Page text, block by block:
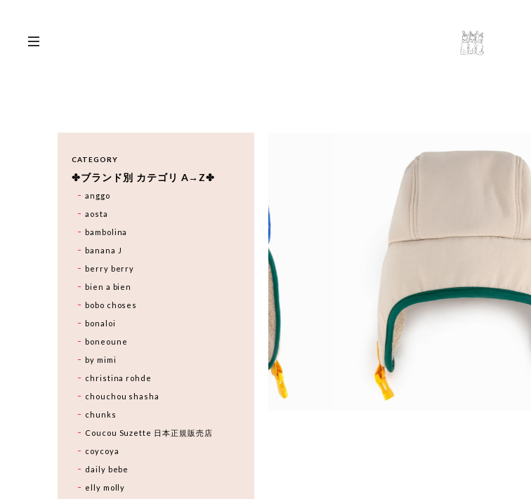
CATEGORY
✤ブランド別 カテゴリ A→Z✤
anggo
aosta
bambolina
banana J
berry berry
bien a bien
bobo choses
bonaloi
boneoune
by mimi
christina rohde
chouchou shasha
chunks
Coucou Suzette 日本正規販売店
coycoya
daily bebe
elly molly